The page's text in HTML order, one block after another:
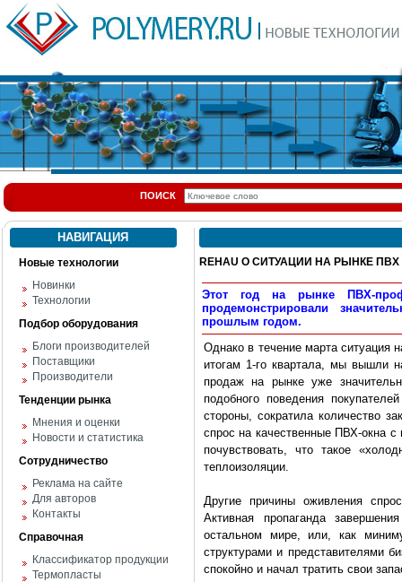
ПОИСК
НАВИГАЦИЯ
Новые технологии
Новинки
Технологии
Подбор оборудования
Блоги производителей
Поставщики
Производители
Тенденции рынка
Мнения и оценки
Новости и статистика
Сотрудничество
Реклама на сайте
Для авторов
Контакты
Справочная
Классификатор продукции
Термопласты
REHAU О СИТУАЦИИ НА РЫНКЕ
Этот год на рынке ПВХ-
продемонстрировали
прошлым годом.
Однако в течение марта ситуация
итогам 1-го квартала, мы вышли
продаж на рынке уже
подобного поведения
стороны, сократила количество
спрос на качественные ПВХ-окна
почувствовать, что такое
теплоизоляции.
Другие причины оживления
Активная пропаганда
остальном мире, или, как
структурами и представителями
спокойно и начал тратить свои